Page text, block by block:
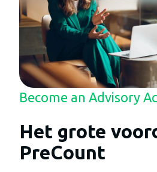
Become an Advisory
Het grote
PreCount